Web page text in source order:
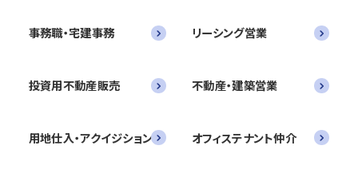
事務職・宅建事務 リーシング営業
投資用不動産販売 不動産・建築営業
用地仕入・アクイジション オフィステナント仲介